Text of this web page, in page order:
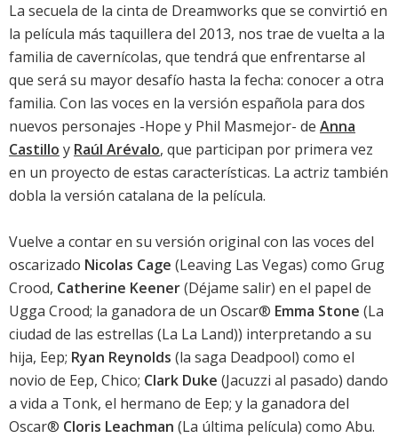
La secuela de la cinta de Dreamworks que se convirtió en
la película más taquillera del 2013, nos trae de vuelta a la
familia de cavernícolas, que tendrá que enfrentarse al
que será su mayor desafío hasta la fecha: conocer a otra
familia. Con las voces en la versión española para dos
nuevos personajes -Hope y Phil Masmejor- de Anna
Castillo y Raúl Arévalo, que participan por primera vez
en un proyecto de estas características. La actriz también
dobla la versión catalana de la película.
Vuelve a contar en su versión original con las voces del
oscarizado Nicolas Cage (Leaving Las Vegas) como Grug
Crood, Catherine Keener(Déjame salir) en el papel de
Ugga Crood; la ganadora de un Oscar® Emma Stone (La
ciudad de las estrellas (La La Land)) interpretando a su
hija, Eep; Ryan Reynolds (la saga Deadpool) como el
novio de Eep, Chico; Clark Duke (Jacuzzi al pasado) dando
a vida a Tonk, el hermano de Eep; y la ganadora del
Oscar® Cloris Leachman (La última película) como Abu.